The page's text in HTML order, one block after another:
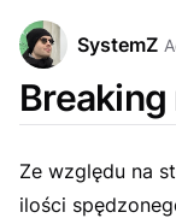
SystemZ
Ze względu na
ilości